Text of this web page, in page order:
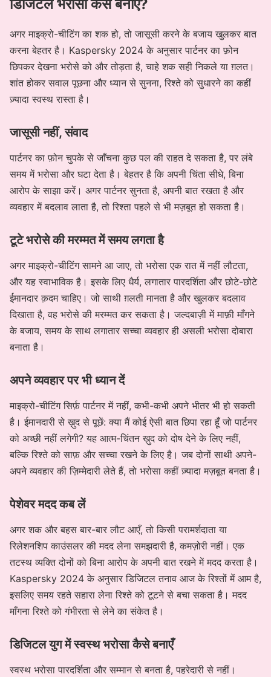
डिजिटल भरोसा कैसे बनाएँ?
अगर माइक्रो-चीटिंग का शक हो, तो जासूसी करने के बजाय खुलकर बात
करना बेहतर है। Kaspersky 2024 के अनुसार पार्टनर का फ़ोन
छिपकर देखना भरोसे को और तोड़ता है, चाहे शक सही निकले या ग़लत।
शांत होकर सवाल पूछना और ध्यान से सुनना, रिश्ते को सुधारने का कहीं
ज़्यादा स्वस्थ रास्ता है।
जासूसी नहीं, संवाद
पार्टनर का फ़ोन चुपके से जाँचना कुछ पल की राहत दे सकता है, पर लंबे
समय में भरोसा और घटा देता है। बेहतर है कि अपनी चिंता सीधे, बिना
आरोप के साझा करें। अगर पार्टनर सुनता है, अपनी बात रखता है और
व्यवहार में बदलाव लाता है, तो रिश्ता पहले से भी मज़बूत हो सकता है।
टूटे भरोसे की मरम्मत में समय लगता है
अगर माइक्रो-चीटिंग सामने आ जाए, तो भरोसा एक रात में नहीं लौटता,
और यह स्वाभाविक है। इसके लिए धैर्य, लगातार पारदर्शिता और छोटे-छोटे
ईमानदार क़दम चाहिए। जो साथी ग़लती मानता है और खुलकर बदलाव
दिखाता है, वह भरोसे की मरम्मत कर सकता है। जल्दबाज़ी में माफ़ी माँगने
के बजाय, समय के साथ लगातार सच्चा व्यवहार ही असली भरोसा दोबारा
बनाता है।
अपने व्यवहार पर भी ध्यान दें
माइक्रो-चीटिंग सिर्फ़ पार्टनर में नहीं, कभी-कभी अपने भीतर भी हो सकती
है। ईमानदारी से ख़ुद से पूछें: क्या मैं कोई ऐसी बात छिपा रहा हूँ जो पार्टनर
को अच्छी नहीं लगेगी? यह आत्म-चिंतन ख़ुद को दोष देने के लिए नहीं,
बल्कि रिश्ते को साफ़ और सच्चा रखने के लिए है। जब दोनों साथी अपने-
अपने व्यवहार की ज़िम्मेदारी लेते हैं, तो भरोसा कहीं ज़्यादा मज़बूत बनता है।
पेशेवर मदद कब लें
अगर शक और बहस बार-बार लौट आएँ, तो किसी परामर्शदाता या
रिलेशनशिप काउंसलर की मदद लेना समझदारी है, कमज़ोरी नहीं। एक
तटस्थ व्यक्ति दोनों को बिना आरोप के अपनी बात रखने में मदद करता है।
Kaspersky 2024 के अनुसार डिजिटल तनाव आज के रिश्तों में आम है,
इसलिए समय रहते सहारा लेना रिश्ते को टूटने से बचा सकता है। मदद
माँगना रिश्ते को गंभीरता से लेने का संकेत है।
डिजिटल युग में स्वस्थ भरोसा कैसे बनाएँ
स्वस्थ भरोसा पारदर्शिता और सम्मान से बनता है, पहरेदारी से नहीं।